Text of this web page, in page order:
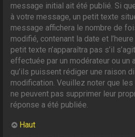
message initial ait été publié. Si
à votre message, un petit texte
message affichera le nombre de
modifié, contenant la date et
petit texte n’apparaîtra pas s’il
effectuée par un modérateur ou un
qu’ils puissent rédiger une raison
modification. Veuillez noter que
ne peuvent pas supprimer leur
réponse a été publiée.
Haut